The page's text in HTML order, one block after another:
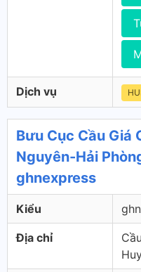
Dịch vụ
Bưu Cục Cầu Giá
Nguyên-Hải
ghnexpress
Kiểu
Địa chỉ